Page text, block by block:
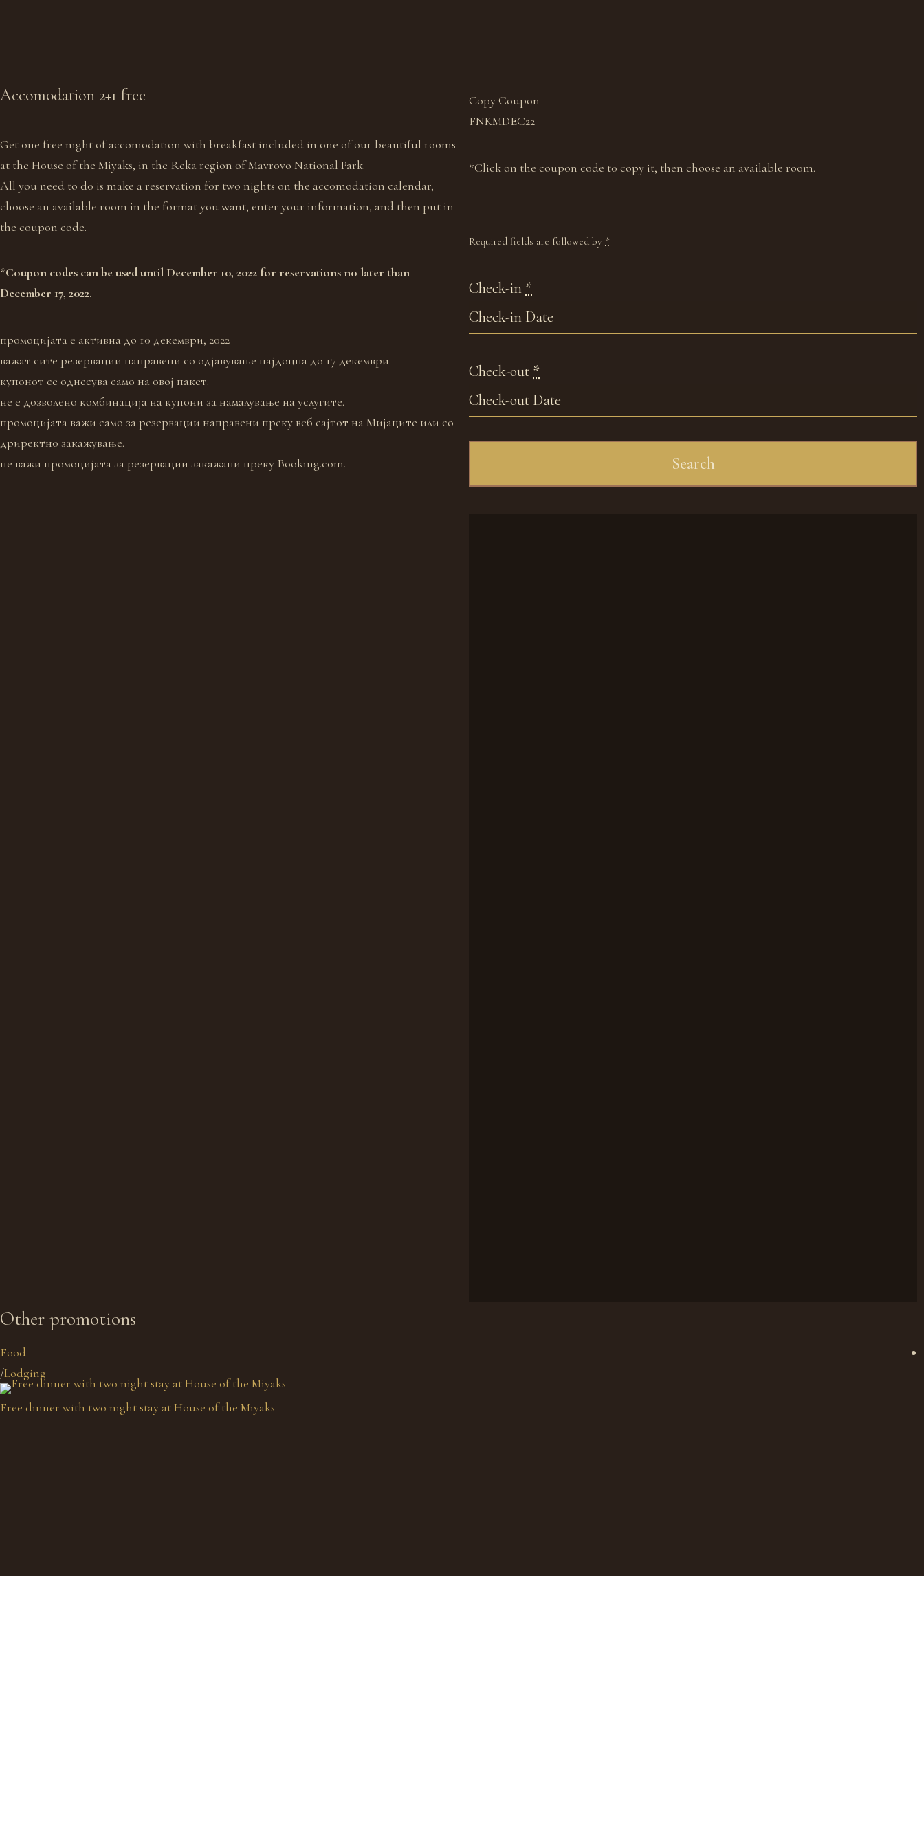
Accomodation 2+1 free
Get one free night of accomodation with breakfast included in one of our beautiful rooms
at the House of the Miyaks, in the Reka region of Mavrovo National Park.
All you need to do is make a reservation for two nights on the accomodation calendar,
choose an available room in the format you want, enter your information, and then put in
the coupon code.
*Coupon codes can be used until December 10, 2022 for reservations no later than
December 17, 2022.
промоцијата е активна до 10 декември, 2022
важат сите резервации направени со одјавување најдоцна до 17 декември.
купонот се однесува само на овој пакет.
не е дозволено комбинација на купони за намалување на услугите.
промоцијата важи само за резервации направени преку веб сајтот на Мијаците или со
дриректно закажување.
не важи промоцијата за резервации закажани преку Booking.com.
Copy Coupon
FNKMDEC22
*Click on the coupon code to copy it, then choose an available room.
Required fields are followed by *
Check-in *
Check-out *
Other promotions
Food
/Lodging
Free dinner with two night stay at House of the Miyaks